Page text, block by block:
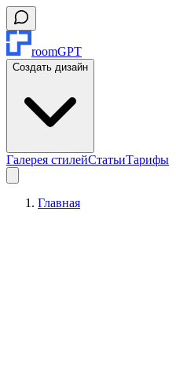
roomGPT
Создать дизайн
Галерея стилейСтатьиТарифы
Главная